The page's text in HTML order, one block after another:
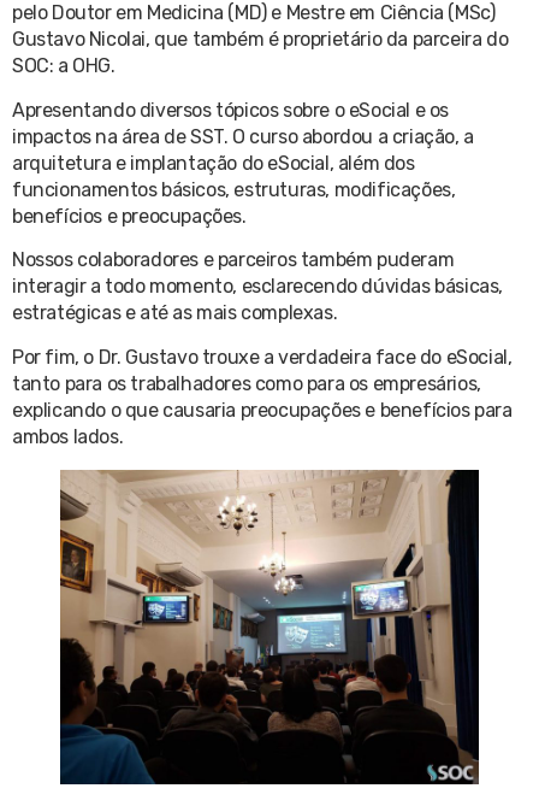
pelo Doutor em Medicina (MD) e Mestre em Ciência (MSc)
Gustavo Nicolai, que também é proprietário da parceira do
SOC: a OHG.
Apresentando diversos tópicos sobre o eSocial e os
impactos na área de SST. O curso abordou a criação, a
arquitetura e implantação do eSocial, além dos
funcionamentos básicos, estruturas, modificações,
benefícios e preocupações.
Nossos colaboradores e parceiros também puderam
interagir a todo momento, esclarecendo dúvidas básicas,
estratégicas e até as mais complexas.
Por fim, o Dr. Gustavo trouxe a verdadeira face do eSocial,
tanto para os trabalhadores como para os empresários,
explicando o que causaria preocupações e benefícios para
ambos lados.